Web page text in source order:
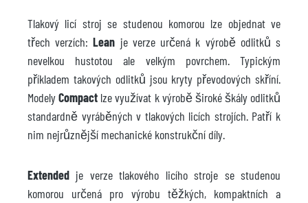
Tlakový licí stroj se studenou komorou lze objednat ve
třech verzích:Lean je verze určená k výrobě odlitků s
nevelkou hustotou ale velkým povrchem. Typickým
příkladem takových odlitků jsou kryty převodových skříní.
ModelyCompact lze využívat k výrobě široké škály odlitků
standardně vyráběných v tlakových licích strojích. Patří k
nim nejrůznější mechanické konstrukční díly.
Extended je verze tlakového licího stroje se studenou
komorou určená pro výrobu těžkých, kompaktních a